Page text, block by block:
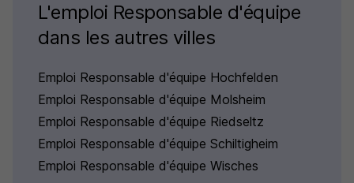
L'emploi Responsable d'équipe
dans les autres villes
Emploi Responsable d'équipe Hochfelden
Emploi Responsable d'équipe Molsheim
Emploi Responsable d'équipe Riedseltz
Emploi Responsable d'équipe Schiltigheim
Emploi Responsable d'équipe Wisches